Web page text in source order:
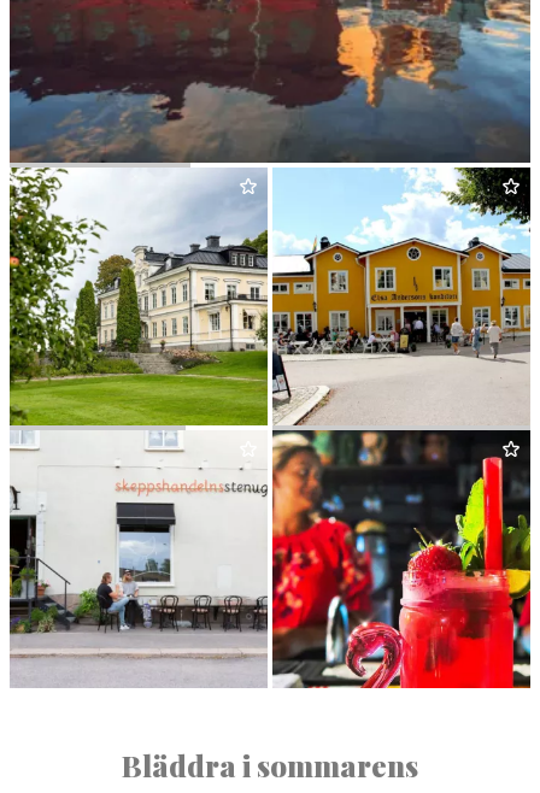
Kaj­plats
FÄR­NA HERRGÅRD
ELSA ANDER­SONS
KONDITORI
Bläddra i sommarens